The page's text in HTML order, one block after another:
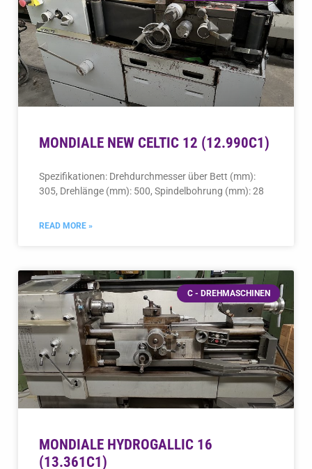
MONDIALE NEW CELTIC 12 (12.990C1)
Spezifikationen: Drehdurchmesser über Bett (mm):
305, Drehlänge (mm): 500, Spindelbohrung (mm): 28
READ MORE »
C - DREHMASCHINEN
MONDIALE HYDROGALLIC 16
(13.361C1)